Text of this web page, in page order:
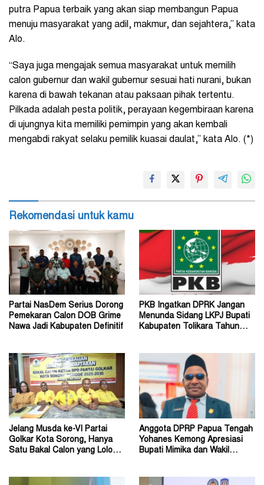
putra Papua terbaik yang akan siap membangun Papua
menuju masyarakat yang adil, makmur, dan sejahtera,” kata
Alo.
“Saya juga mengajak semua masyarakat untuk memilih
calon gubernur dan wakil gubernur sesuai hati nurani, bukan
karena di bawah tekanan atau paksaan pihak tertentu.
Pilkada adalah pesta politik, perayaan kegembiraan karena
di ujungnya kita memiliki pemimpin yang akan kembali
mengabdi rakyat selaku pemilik kuasai daulat,” kata Alo. (*)
Rekomendasi untuk kamu
Partai NasDem Serius Dorong
Pemekaran Calon DOB Grime
Nawa Jadi Kabupaten Definitif
PKB Ingatkan DPRK Jangan
Menunda Sidang LKPJ Bupati
Kabupaten Tolikara Tahun
Jelang Musda ke-VI Partai
Golkar Kota Sorong, Hanya
Satu Bakal Calon yang Lolos
Anggota DPRP Papua Tengah
Yohanes Kemong Apresiasi
Bupati Mimika dan Wakil